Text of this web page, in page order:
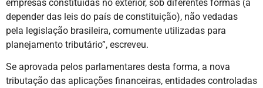
empresas constituídas no exterior, sob diferentes formas (a
depender das leis do país de constituição), não vedadas
pela legislação brasileira, comumente utilizadas para
planejamento tributário”, escreveu.
Se aprovada pelos parlamentares desta forma, a nova
tributação das aplicações financeiras, entidades controladas